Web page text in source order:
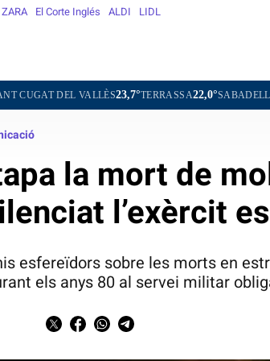
ZARA El Corte Inglés ALDI LIDL
VALLÈS23,7° TERRASSA22,0°SABADELL22,4°
la mort de
l’exèrcit
esfereïdors sobre les morts en
els anys 80 al servei militar